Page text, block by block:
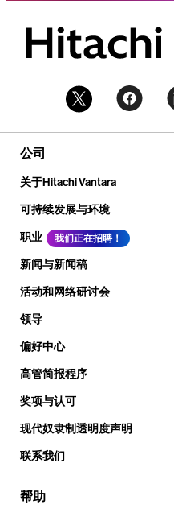
公司
关于Hitachi Vantara
可持续发展与环境
职业
我们正在招聘！
新闻与新闻稿
活动和网络研讨会
领导
偏好中心
高管简报程序
奖项与认可
现代奴隶制透明度声明
联系我们
帮助